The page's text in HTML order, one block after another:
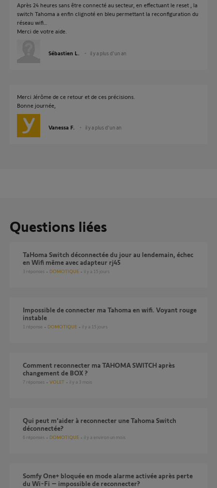
Après 24 heures sans être connecté au secteur, en effectuant le reset , la
switch Tahoma a enfin clignoté en bleu permettant la reconfiguration du
réseau wifi…
Merci de votre aide.
Sébastien L. il y a plus d'un an
Merci Jérôme de ce retour et de ces précisions.
Bonne journée,
Vanessa F. il y a plus d'un an
Questions liées
TaHoma Switch déconnectée du jour au lendemain, échec
en Wifi même avec adapteur rj45
3 réponses DOMOTIQUE il y a 15 jours
Impossible de connecter ma Tahoma en wifi. Voyant rouge
instable
1 réponse DOMOTIQUE il y a 15 jours
Comment reconnecter ma TAHOMA SWITCH après
changement de BOX ?
7 réponses VOLET il y a 3 mois
Qui peut m'aider à reconnecter une Tahoma Switch
déconnectée?
6 réponses DOMOTIQUE il y a environ un mois
Somfy One+ bloquée en mode alarme activée après perte
du Wi-Fi – impossible de reconnecter?